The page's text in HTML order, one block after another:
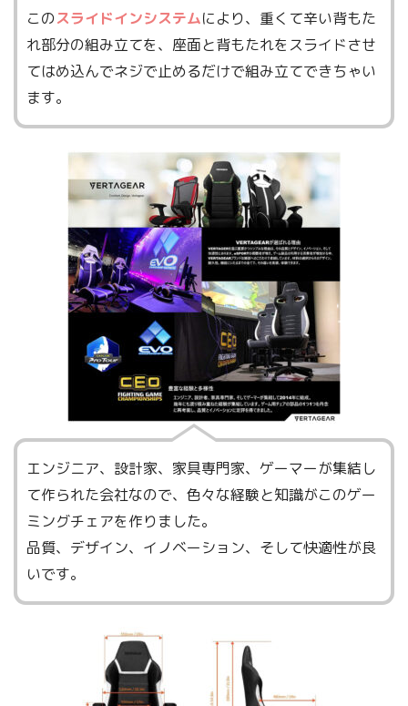
このスライドインシステムにより、重くて辛い背もた
れ部分の組み立てを、座面と背もたれをスライドさせ
てはめ込んでネジで止めるだけで組み立てできちゃい
ます。
エンジニア、設計家、家具専門家、ゲーマーが集結し
て作られた会社なので、色々な経験と知識がこのゲー
ミングチェアを作りました。
品質、デザイン、イノベーション、そして快適性が良
いです。